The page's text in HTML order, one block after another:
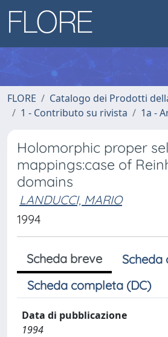
FLORE
Catalogo dei Prodotti
1 - Contributo su rivista
1a -
Holomorphic proper
mappings:case of
domains
LANDUCCI, MARIO
1994
Scheda breve
Scheda
Scheda completa (DC)
Data di pubblicazione
1994